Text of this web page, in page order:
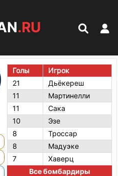
.RU
Голы
Игрок
21
Дьёкереш
11
Мартинелли
11
Сака
10
Эзе
8
Троссар
8
Мадуэке
7
Хаверц
Все бомбардиры